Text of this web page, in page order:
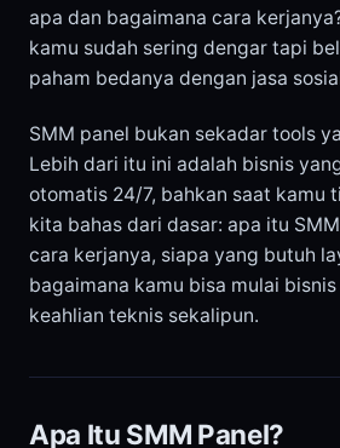
apa dan bagaimana cara
kamu sudah sering dengar tapi
paham bedanya dengan jasa
SMM panel bukan sekadar tools
Lebih dari itu ini adalah bisnis
otomatis 24/7, bahkan saat kamu
kita bahas dari dasar: apa itu
cara kerjanya, siapa yang butuh
bagaimana kamu bisa mulai
keahlian teknis sekalipun.
Apa Itu SMM Panel?